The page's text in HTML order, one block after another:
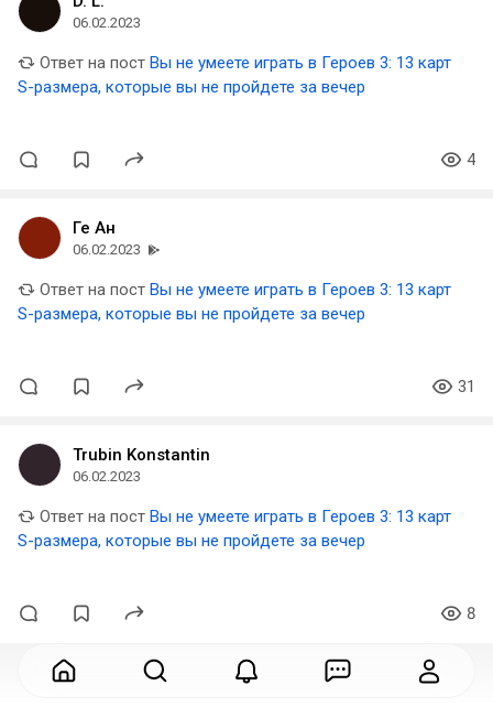
06.02.2023
Ответ на пост Вы не умеете играть в Героев 3: 13 карт
S-размера, которые вы не пройдете за вечер
4
Ге Ан
06.02.2023
Ответ на пост Вы не умеете играть в Героев 3: 13 карт
S-размера, которые вы не пройдете за вечер
31
Trubin Konstantin
06.02.2023
Ответ на пост Вы не умеете играть в Героев 3: 13 карт
S-размера, которые вы не пройдете за вечер
8